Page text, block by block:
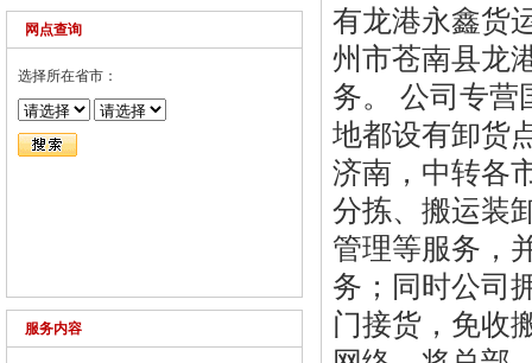
有龙港永鑫货
州市苍南县龙
务。 公司专营
地都设有卸货
济南，中转各
分拣、搬运装
管理等服务，
务；同时公司
门接货，免收
网点查询
选择所在省市：
服务内容